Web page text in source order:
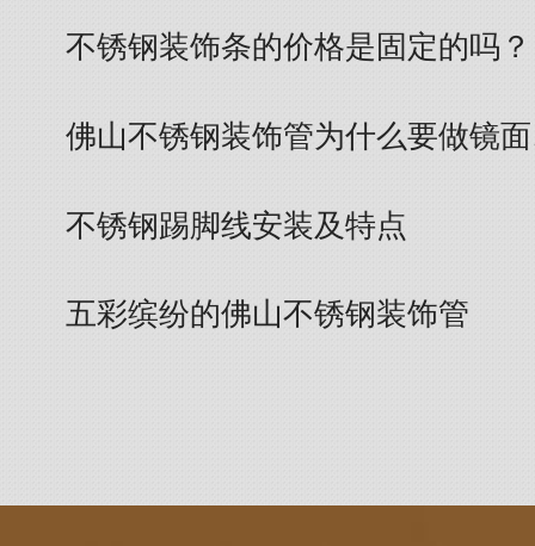
不锈钢装饰条的价格是固定的吗？
佛山不锈钢装饰管为什么要做镜
不锈钢踢脚线安装及特点
五彩缤纷的佛山不锈钢装饰管